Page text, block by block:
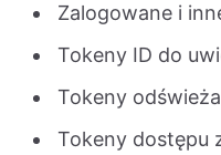
Zalogowane i
Tokeny ID do
Tokeny
Tokeny dostępu